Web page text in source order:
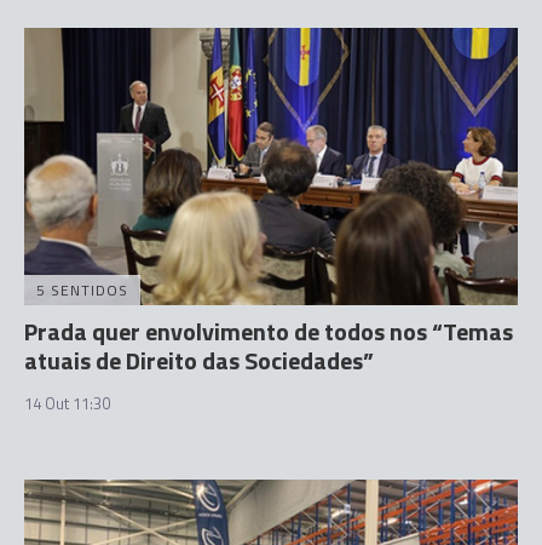
5 SENTIDOS
Prada quer envolvimento de todos nos “Temas
atuais de Direito das Sociedades”
14 Out 11:30